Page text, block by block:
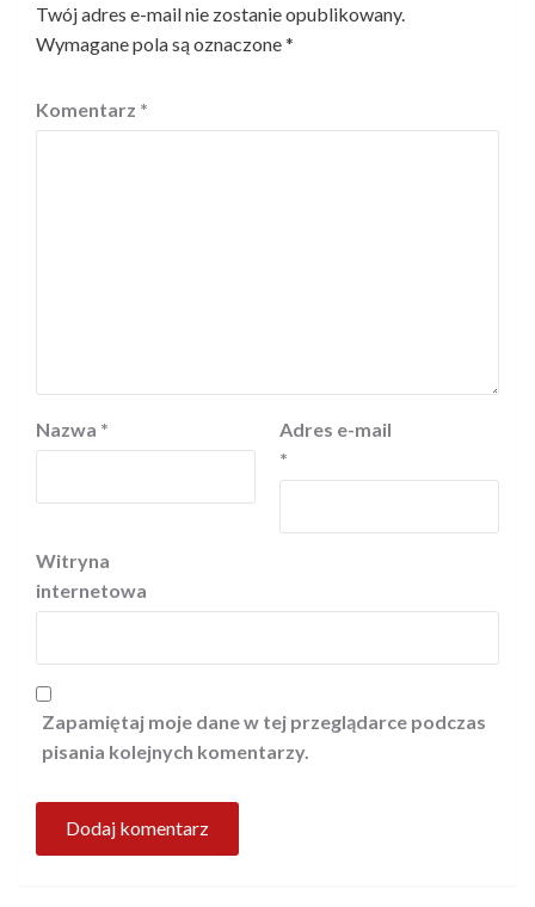
Twój adres e-mail nie zostanie opublikowany.
Wymagane pola są oznaczone*
Komentarz *
Nazwa *
Adres e-mail
*
Witryna
internetowa
Zapamiętaj moje dane w tej przeglądarce podczas
pisania kolejnych komentarzy.